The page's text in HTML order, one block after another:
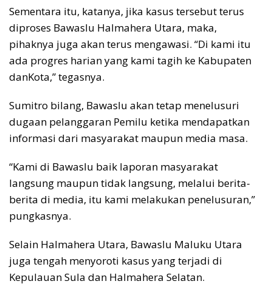
Sementara itu, katanya, jika kasus tersebut terus
diproses Bawaslu Halmahera Utara, maka,
pihaknya juga akan terus mengawasi. “Di kami itu
ada progres harian yang kami tagih ke Kabupaten
danKota,” tegasnya.
Sumitro bilang, Bawaslu akan tetap menelusuri
dugaan pelanggaran Pemilu ketika mendapatkan
informasi dari masyarakat maupun media masa.
“Kami di Bawaslu baik laporan masyarakat
langsung maupun tidak langsung, melalui berita-
berita di media, itu kami melakukan penelusuran,”
pungkasnya.
Selain Halmahera Utara, Bawaslu Maluku Utara
juga tengah menyoroti kasus yang terjadi di
Kepulauan Sula dan Halmahera Selatan.